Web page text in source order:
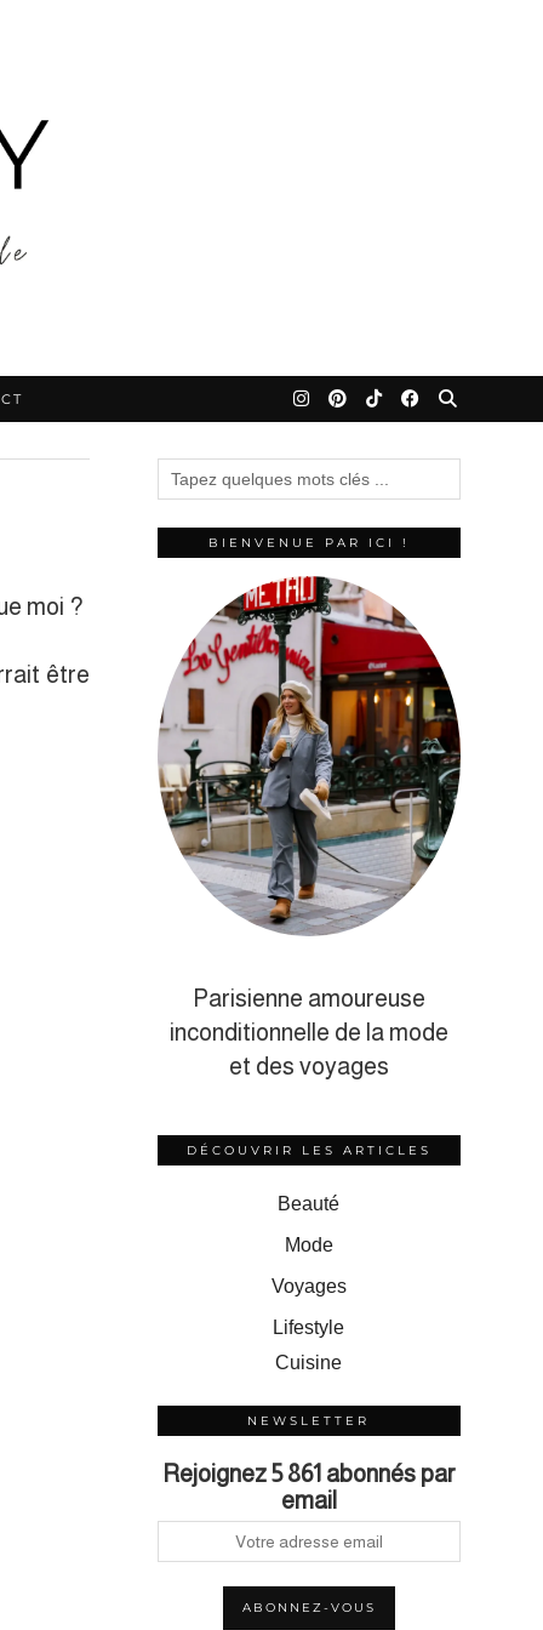
moi ?
être
BIENVENUE PAR ICI !
Parisienne amoureuse
inconditionnelle de la mode
et des voyages
DÉCOUVRIR LES ARTICLES
Beauté
Mode
Voyages
Lifestyle
Cuisine
NEWSLETTER
Rejoignez 5 861 abonnés par
email